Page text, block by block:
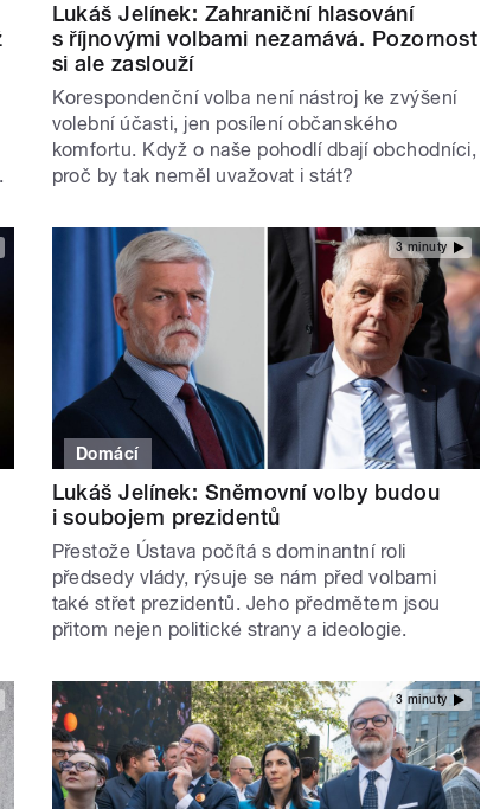
Lukáš Jelínek: Zahraniční hlasování
s říjnovými volbami nezamává. Pozornost
si ale zaslouží
Korespondenční volba není nástroj ke zvýšení
volební účasti, jen posílení občanského
komfortu. Když o naše pohodlí dbají obchodníci,
proč by tak neměl uvažovat i stát?
3 minuty
Domácí
Lukáš Jelínek: Sněmovní volby budou
i soubojem prezidentů
Přestože Ústava počítá s dominantní roli
předsedy vlády, rýsuje se nám před volbami
také střet prezidentů. Jeho předmětem jsou
přitom nejen politické strany a ideologie.
3 minuty